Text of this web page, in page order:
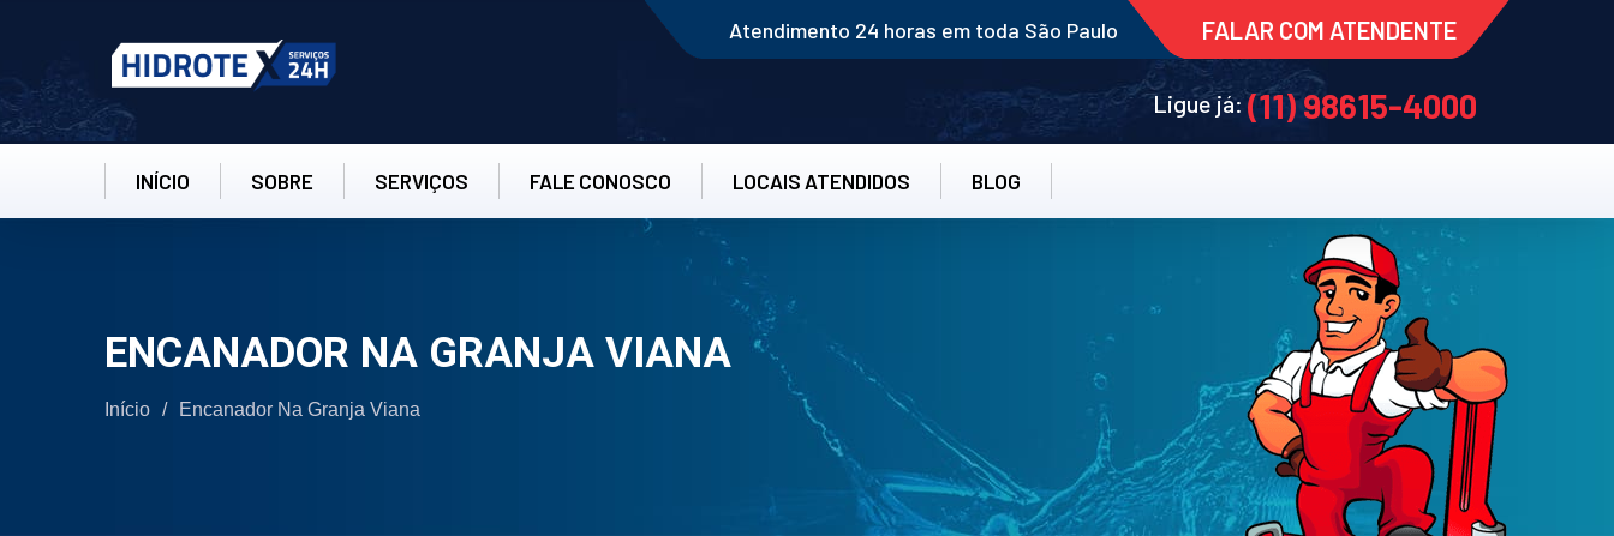
Atendimento 24 horas em toda São Paulo FALAR COM ATENDENTE
Ligue já:(11) 98615-4000
INÍCIO SOBRE SERVIÇOS FALE CONOSCO LOCAIS ATENDIDOS BLOG
ENCANADOR NA GRANJA VIANA
Início / Encanador Na Granja Viana